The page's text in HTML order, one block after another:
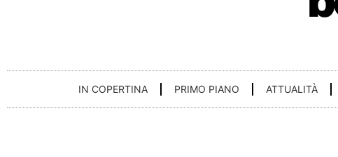
IN COPERTINA PRIMO PIANO ATTUALITÀ